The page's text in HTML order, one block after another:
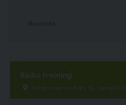
Kaiku training
Ruokosmetsänkatu 12, Lempäälä